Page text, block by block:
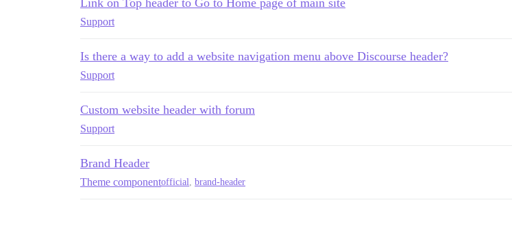
Support
Is there a way to add a website navigation menu above Discourse header?
Support
Custom website header with forum
Support
Brand Header
Theme componentofficial, brand-header